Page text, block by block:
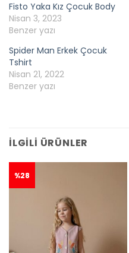
Fisto Yaka Kız Çocuk Body
Nisan 3, 2023
Benzer yazı
Spider Man Erkek Çocuk
Tshirt
Nisan 21, 2022
Benzer yazı
İLGILI ÜRÜNLER
%28